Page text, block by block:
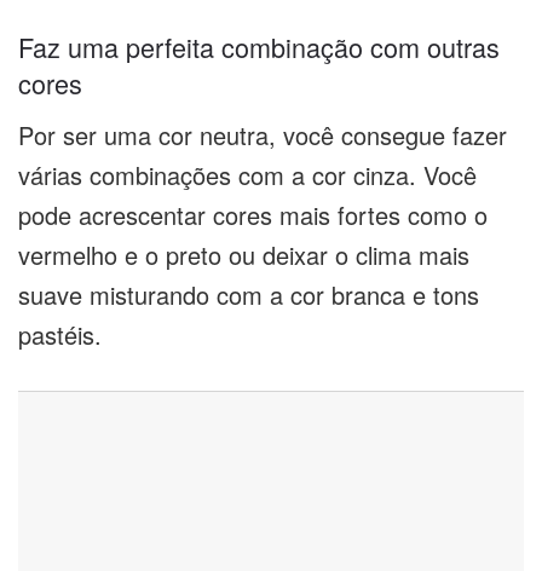
Faz uma perfeita combinação com outras
cores
Por ser uma cor neutra, você consegue fazer
várias combinações com a cor cinza. Você
pode acrescentar cores mais fortes como o
vermelho e o preto ou deixar o clima mais
suave misturando com a cor branca e tons
pastéis.